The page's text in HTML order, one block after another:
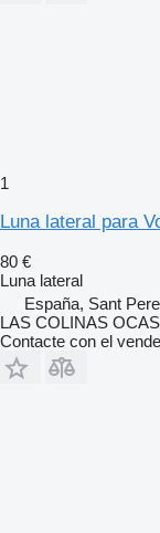
1
Luna lateral para
80 €
Luna lateral
España, Sant
LAS COLINAS
Contacte con el